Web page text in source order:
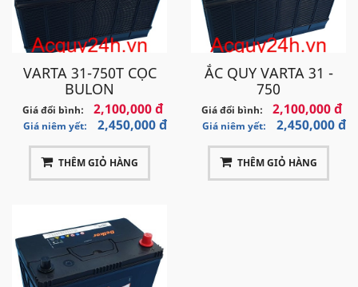
VARTA 31-750T CỌC
BULON
Giá đổi bình: 2,100,000 đ
Giá niêm yết: 2,450,000 đ
THÊM GIỎ HÀNG
ẮC QUY VARTA 31 -
750
Giá đổi bình: 2,100,000 đ
Giá niêm yết: 2,450,000 đ
THÊM GIỎ HÀNG